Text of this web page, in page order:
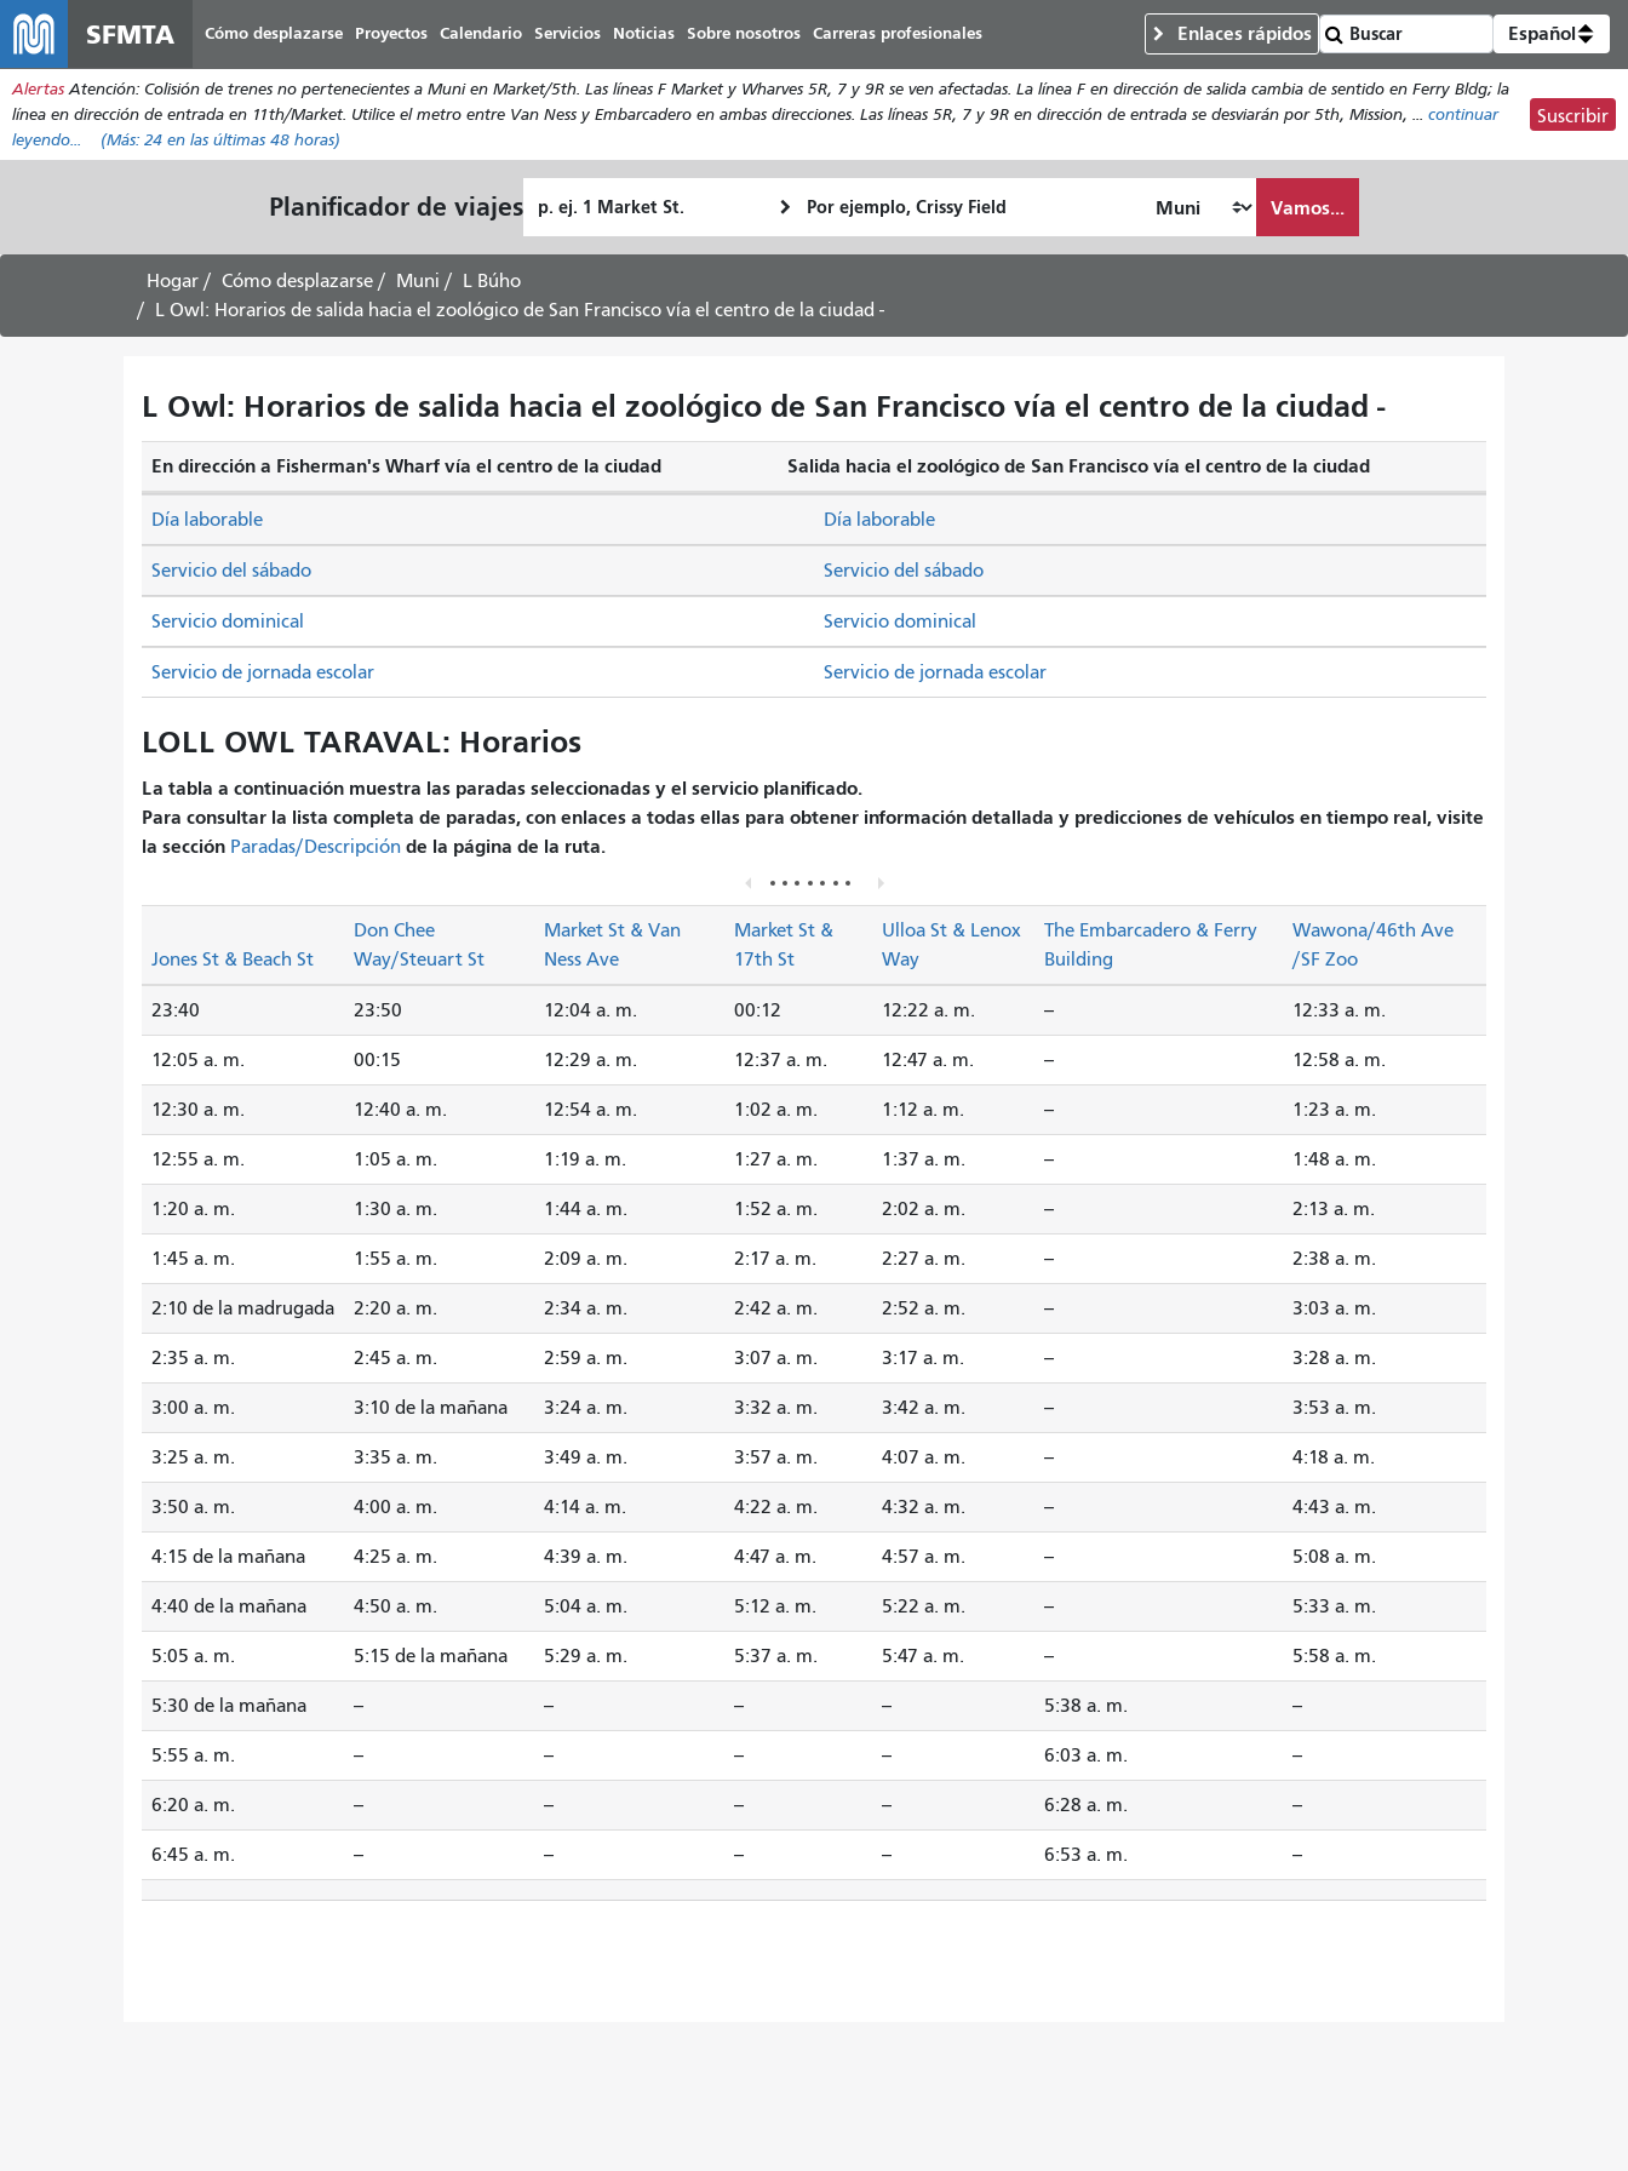
al
contenido
principal
SFMTA Cómo desplazarse Proyectos Calendario Servicios Noticias Sobre nosotros Carreras profesionales Enlaces rápidos Español
Alertas Atención: Colisión de trenes no pertenecientes a Muni en Market/5th. Las líneas F Market y Wharves 5R, 7 y 9R se ven afectadas. La línea F en dirección de salida cambia de sentido en Ferry Bldg; la
línea en dirección de entrada en 11th/Market. Utilice el metro entre Van Ness y Embarcadero en ambas direcciones. Las líneas 5R, 7 y 9R en dirección de entrada se desviarán por 5th, Mission, ... continuar
leyendo...
(Más: 24 en las últimas 48 horas)
Suscribir
Planificador de viajes de
partida
Cómo
quiero
Vamos...
Hogar Cómo desplazarse Muni
L Búho
L Owl: Horarios de salida hacia el zoológico de San Francisco vía el centro de la ciudad -
L Owl: Horarios de salida hacia el zoológico de San Francisco vía el centro de la ciudad -
En dirección a Fisherman's Wharf vía el centro de la ciudad Salida hacia el zoológico de San Francisco vía el centro de la ciudad
Servicio del sábado Servicio del sábado
Servicio dominical Servicio dominical
Día laborable Día laborable
Servicio de jornada escolar Servicio de jornada escolar
LOLL OWL TARAVAL: Horarios
La tabla a continuación muestra las paradas seleccionadas y el servicio planificado.
Para consultar la lista completa de paradas, con enlaces a todas ellas para obtener información detallada y predicciones de vehículos en tiempo real, visite
la sección Paradas/Descripción de la página de la ruta.
Jones St & Beach St
Don Chee
Way/Steuart St
Market St & Van
Ness Ave
Market St &
17th St
Ulloa St & Lenox
Way
The Embarcadero & Ferry
Building
Wawona/46th Ave
/SF Zoo
23:40 23:50 12:04 a. m. 00:12 12:22 a. m. -- 12:33 a. m.
12:05 a. m. 00:15 12:29 a. m. 12:37 a. m. 12:47 a. m. -- 12:58 a. m.
12:30 a. m. 12:40 a. m. 12:54 a. m. 1:02 a. m. 1:12 a. m. -- 1:23 a. m.
12:55 a. m. 1:05 a. m. 1:19 a. m. 1:27 a. m. 1:37 a. m. -- 1:48 a. m.
1:20 a. m. 1:30 a. m. 1:44 a. m. 1:52 a. m. 2:02 a. m. -- 2:13 a. m.
1:45 a. m. 1:55 a. m. 2:09 a. m. 2:17 a. m. 2:27 a. m. -- 2:38 a. m.
2:10 de la madrugada 2:20 a. m. 2:34 a. m. 2:42 a. m. 2:52 a. m. -- 3:03 a. m.
2:35 a. m. 2:45 a. m. 2:59 a. m. 3:07 a. m. 3:17 a. m. -- 3:28 a. m.
3:00 a. m. 3:10 de la mañana 3:24 a. m. 3:32 a. m. 3:42 a. m. -- 3:53 a. m.
3:25 a. m. 3:35 a. m. 3:49 a. m. 3:57 a. m. 4:07 a. m. -- 4:18 a. m.
3:50 a. m. 4:00 a. m. 4:14 a. m. 4:22 a. m. 4:32 a. m. -- 4:43 a. m.
4:15 de la mañana 4:25 a. m. 4:39 a. m. 4:47 a. m. 4:57 a. m. -- 5:08 a. m.
4:40 de la mañana 4:50 a. m. 5:04 a. m. 5:12 a. m. 5:22 a. m. -- 5:33 a. m.
5:05 a. m. 5:15 de la mañana 5:29 a. m. 5:37 a. m. 5:47 a. m. -- 5:58 a. m.
5:30 de la mañana -- -- -- -- 5:38 a. m. --
5:55 a. m. -- -- -- -- 6:03 a. m. --
6:20 a. m. -- -- -- -- 6:28 a. m. --
6:45 a. m. -- -- -- -- 6:53 a. m. --